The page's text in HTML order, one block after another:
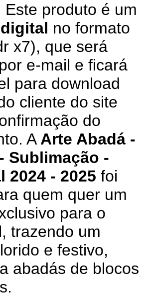
Este produto é um
no formato
x7), que será
e-mail e ficará
para download
cliente do site
do
A Arte Abadá -
Sublimação -
2024 - 2025 foi
quem quer um
para o
trazendo um
e festivo,
abadás de blocos